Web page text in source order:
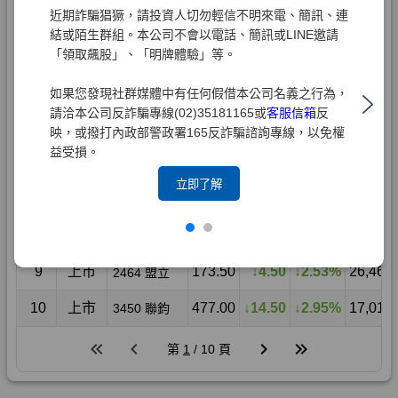
近期詐騙猖獗，請投資人切勿輕信不明來電、簡訊、連
結或陌生群組。本公司不會以電話、簡訊或LINE邀請
「領取飆股」、「明牌體驗」等。
如果您發現社群媒體中有任何假借本公司名義之行為，
請洽本公司反詐騙專線(02)35181165或客服信箱反
映，或撥打內政部警政署165反詐騙諮詢專線，以免權
益受損。
立即了解